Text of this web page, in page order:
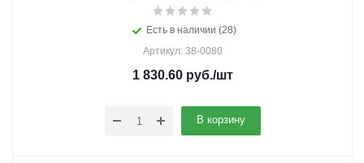
Есть в наличии (28)
Артикул: 38-0080
1 830.60 руб./шт
В корзину